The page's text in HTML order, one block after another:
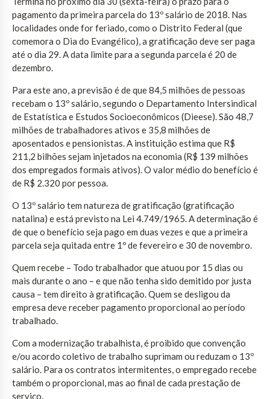
pagamento da primeira parcela do 13º salário de 2018. Nas
localidades onde for feriado, como o Distrito Federal (que
comemora o Dia do Evangélico), a gratificação deve ser paga
até o dia 29. A data limite para a segunda parcela é 20 de
dezembro.
Para este ano, a previsão é de que 84,5 milhões de pessoas
recebam o 13º salário, segundo o Departamento Intersindical
de Estatística e Estudos Socioeconômicos (Dieese). São 48,7
milhões de trabalhadores ativos e 35,8 milhões de
aposentados e pensionistas. A instituição estima que R$
211,2 bilhões sejam injetados na economia (R$ 139 milhões
dos empregados formais ativos). O valor médio do benefício é
de R$ 2.320 por pessoa.
O 13º salário tem natureza de gratificação (gratificação
natalina) e está previsto na Lei 4.749/1965. A determinação é
de que o benefício seja pago em duas vezes e que a primeira
parcela seja quitada entre 1º de fevereiro e 30 de novembro.
Quem recebe – Todo trabalhador que atuou por 15 dias ou
mais durante o ano – e que não tenha sido demitido por justa
causa – tem direito à gratificação. Quem se desligou da
empresa deve receber pagamento proporcional ao período
trabalhado.
Com a modernização trabalhista, é proibido que convenção
e/ou acordo coletivo de trabalho suprimam ou reduzam o 13º
salário. Para os contratos intermitentes, o empregado recebe
também o proporcional, mas ao final de cada prestação de
serviço.